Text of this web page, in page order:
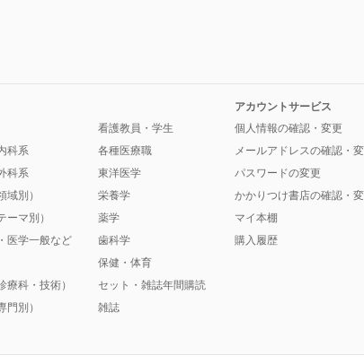
科系
科系
域別）
ーマ別）
医学一般など
療科・技術）
門別）
看護教員・学生
各種医療職
東洋医学
栄養学
薬学
歯科学
保健・体育
セット・雑誌年間購読
雑誌
アカウントサービス
個人情報の確認・変更
メールアドレスの確認・
パスワードの変更
かかりつけ書店の確認・
マイ本棚
購入履歴